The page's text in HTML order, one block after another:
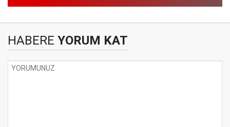
HABERE YORUM KAT